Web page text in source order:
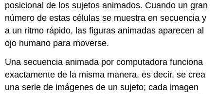
posicional de los sujetos animados. Cuando un gran
número de estas células se muestra en secuencia y
a un ritmo rápido, las figuras animadas aparecen al
ojo humano para moverse.
Una secuencia animada por computadora funciona
exactamente de la misma manera, es decir, se crea
una serie de imágenes de un sujeto; cada imagen